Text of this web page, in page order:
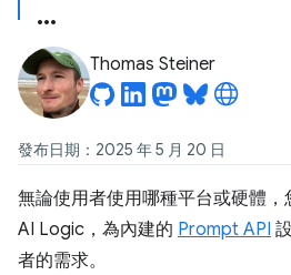
Thomas Steiner
發布日期：2025 年 5 月 20 日
無論使用者使用哪種平台或硬體
AI Logic，為內建的 Prompt API
者的需求。